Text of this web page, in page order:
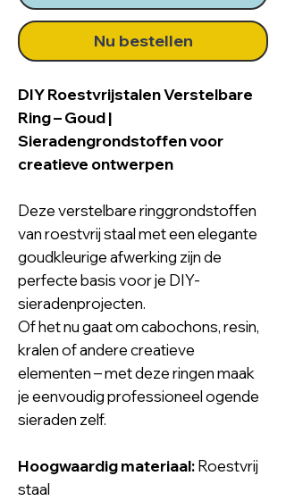
Nu bestellen
DIY Roestvrijstalen Verstelbare
Ring – Goud |
Sieradengrondstoffen voor
creatieve ontwerpen
Deze verstelbare ringgrondstoffen
van roestvrij staal met een elegante
goudkleurige afwerking zijn de
perfecte basis voor je DIY-
sieradenprojecten.
Of het nu gaat om cabochons, resin,
kralen of andere creatieve
elementen – met deze ringen maak
je eenvoudig professioneel ogende
sieraden zelf.
Hoogwaardig materiaal:Roestvrij
staal